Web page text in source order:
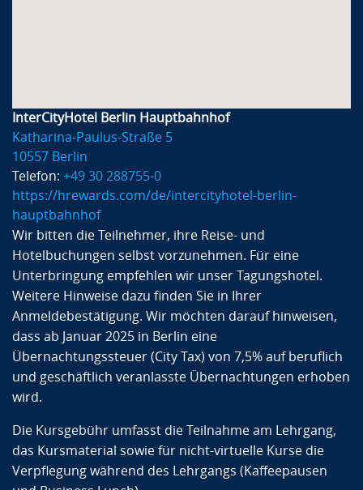
InterCityHotel Berlin Hauptbahnhof
Katharina-Paulus-Straße 5
10557 Berlin
Telefon: +49 30 288755-0
https://hrewards.com/de/intercityhotel-berlin-
hauptbahnhof
Wir bitten die Teilnehmer, ihre Reise- und
Hotelbuchungen selbst vorzunehmen. Für eine
Unterbringung empfehlen wir unser Tagungshotel.
Weitere Hinweise dazu finden Sie in Ihrer
Anmeldebestätigung. Wir möchten darauf hinweisen,
dass ab Januar 2025 in Berlin eine
Übernachtungssteuer (City Tax) von 7,5% auf beruflich
und geschäftlich veranlasste Übernachtungen erhoben
wird.
Die Kursgebühr umfasst die Teilnahme am Lehrgang,
das Kursmaterial sowie für nicht-virtuelle Kurse die
Verpflegung während des Lehrgangs (Kaffeepausen